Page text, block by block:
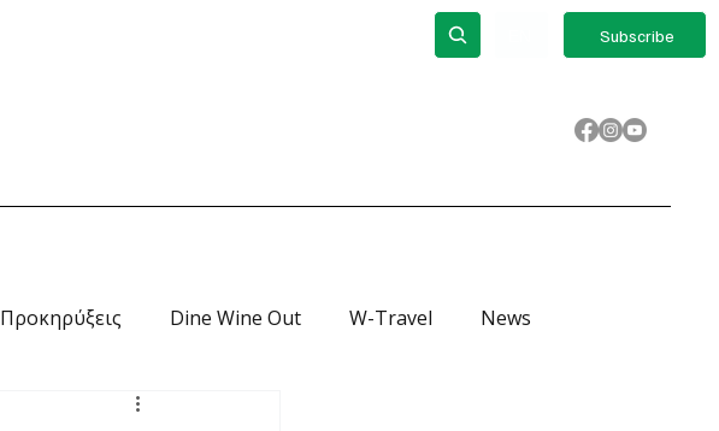
Subscribe
Προκηρύξεις Dine Wine Out W-Travel News